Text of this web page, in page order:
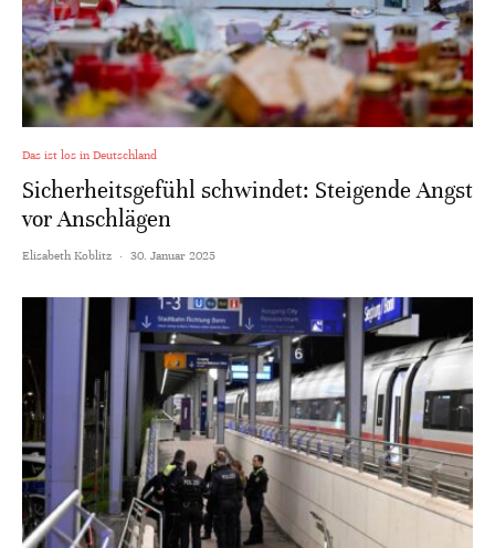
Das ist los in Deutschland
Sicherheitsgefühl schwindet: Steigende Angst
vor Anschlägen
Elisabeth Koblitz · 30. Januar 2025